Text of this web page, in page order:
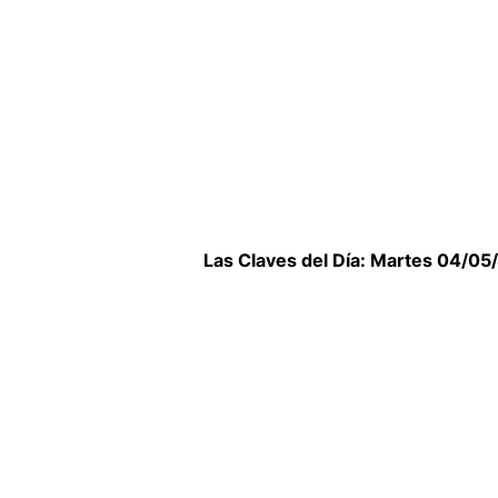
Las Claves del Día: Martes 04/